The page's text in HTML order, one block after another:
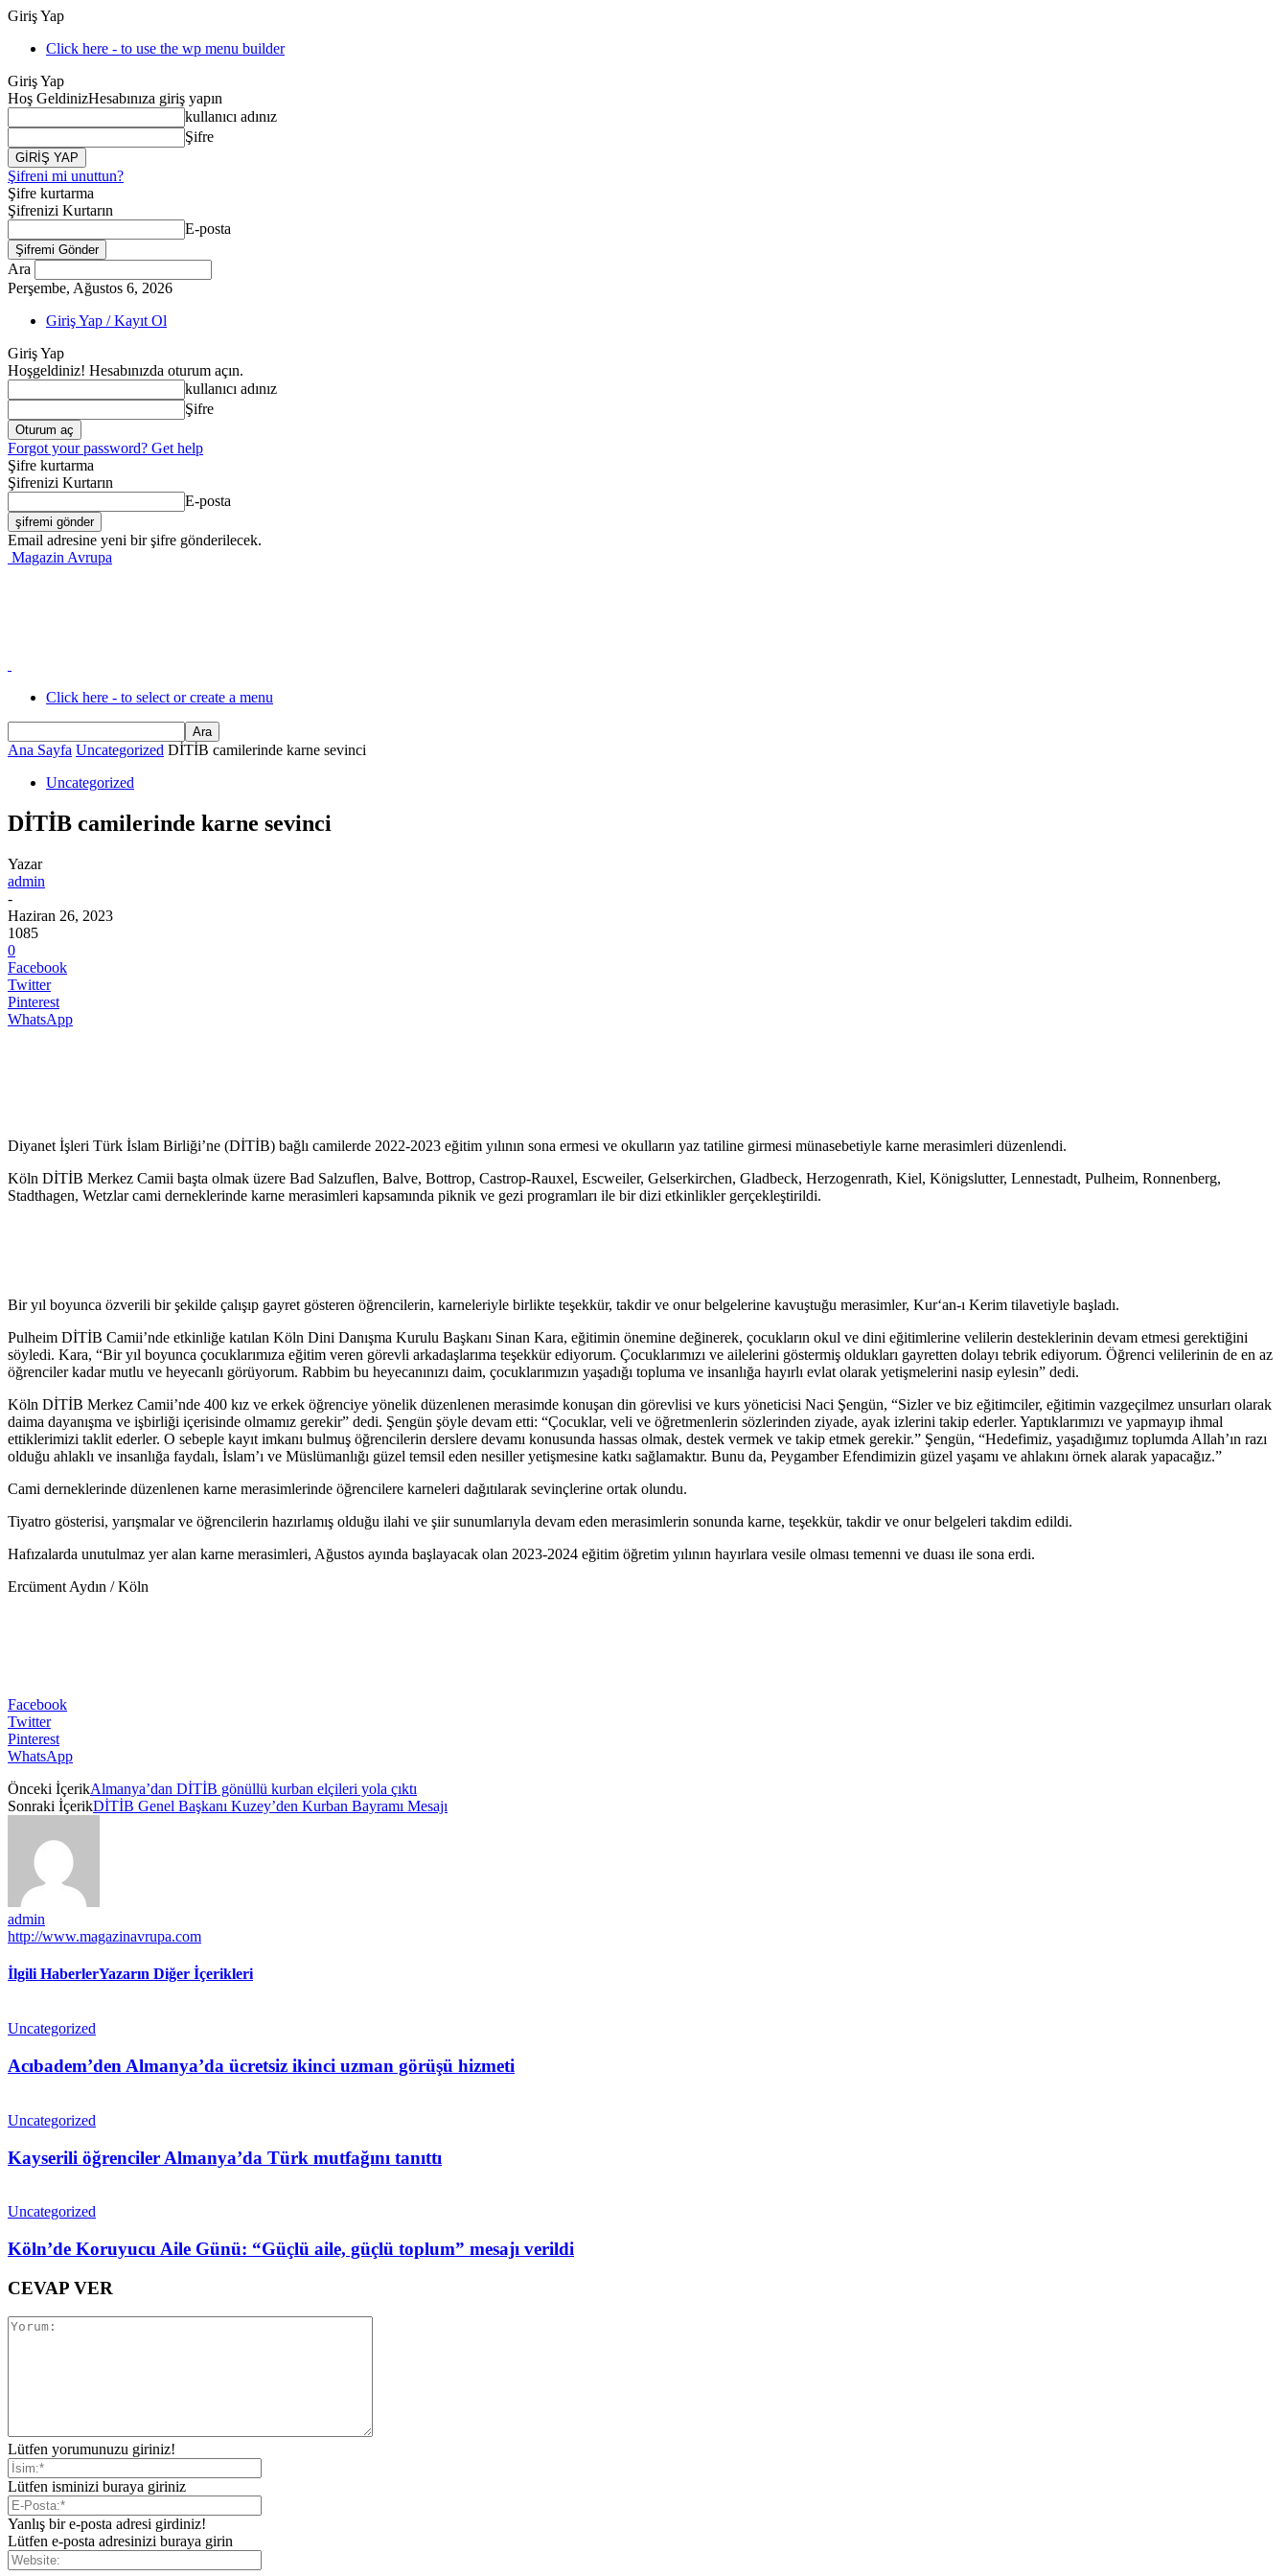
Giriş Yap
Click here - to use the wp menu builder
Giriş Yap
Hoş GeldinizHesabınıza giriş yapın
kullanıcı adınız
Şifre
Şifreni mi unuttun?
Şifre kurtarma
Şifrenizi Kurtarın
E-posta
Ara
Perşembe, Ağustos 6, 2026
Giriş Yap / Kayıt Ol
Giriş Yap
Hoşgeldiniz! Hesabınızda oturum açın.
kullanıcı adınız
Şifre
Forgot your password? Get help
Şifre kurtarma
Şifrenizi Kurtarın
E-posta
Email adresine yeni bir şifre gönderilecek.
Magazin Avrupa
Click here - to select or create a menu
Ana Sayfa Uncategorized DİTİB camilerinde karne sevinci
Uncategorized
DİTİB camilerinde karne sevinci
Yazar
admin
-
Haziran 26, 2023
1085
0
Facebook
Twitter
Pinterest
WhatsApp
Diyanet İşleri Türk İslam Birliği’ne (DİTİB) bağlı camilerde 2022-2023 eğitim yılının sona ermesi ve okulların yaz tatiline girmesi münasebetiyle karne merasimleri düzenlendi.
Köln DİTİB Merkez Camii başta olmak üzere Bad Salzuflen, Balve, Bottrop, Castrop-Rauxel, Escweiler, Gelserkirchen, Gladbeck, Herzogenrath, Kiel, Königslutter, Lennestadt, Pulheim, Ronnenberg,
Stadthagen, Wetzlar cami derneklerinde karne merasimleri kapsamında piknik ve gezi programları ile bir dizi etkinlikler gerçekleştirildi.
Bir yıl boyunca özverili bir şekilde çalışıp gayret gösteren öğrencilerin, karneleriyle birlikte teşekkür, takdir ve onur belgelerine kavuştuğu merasimler, Kur‘an-ı Kerim tilavetiyle başladı.
Pulheim DİTİB Camii’nde etkinliğe katılan Köln Dini Danışma Kurulu Başkanı Sinan Kara, eğitimin önemine değinerek, çocukların okul ve dini eğitimlerine velilerin desteklerinin devam etmesi gerektiğini
söyledi. Kara, “Bir yıl boyunca çocuklarımıza eğitim veren görevli arkadaşlarıma teşekkür ediyorum. Çocuklarımızı ve ailelerini göstermiş oldukları gayretten dolayı tebrik ediyorum. Öğrenci velilerinin de en az
öğrenciler kadar mutlu ve heyecanlı görüyorum. Rabbim bu heyecanınızı daim, çocuklarımızın yaşadığı topluma ve insanlığa hayırlı evlat olarak yetişmelerini nasip eylesin” dedi.
Köln DİTİB Merkez Camii’nde 400 kız ve erkek öğrenciye yönelik düzenlenen merasimde konuşan din görevlisi ve kurs yöneticisi Naci Şengün, “Sizler ve biz eğitimciler, eğitimin vazgeçilmez unsurları olarak
daima dayanışma ve işbirliği içerisinde olmamız gerekir” dedi. Şengün şöyle devam etti: “Çocuklar, veli ve öğretmenlerin sözlerinden ziyade, ayak izlerini takip ederler. Yaptıklarımızı ve yapmayıp ihmal
ettiklerimizi taklit ederler. O sebeple kayıt imkanı bulmuş öğrencilerin derslere devamı konusunda hassas olmak, destek vermek ve takip etmek gerekir.” Şengün, “Hedefimiz, yaşadığımız toplumda Allah’ın razı
olduğu ahlaklı ve insanlığa faydalı, İslam’ı ve Müslümanlığı güzel temsil eden nesiller yetişmesine katkı sağlamaktır. Bunu da, Peygamber Efendimizin güzel yaşamı ve ahlakını örnek alarak yapacağız.”
Cami derneklerinde düzenlenen karne merasimlerinde öğrencilere karneleri dağıtılarak sevinçlerine ortak olundu.
Tiyatro gösterisi, yarışmalar ve öğrencilerin hazırlamış olduğu ilahi ve şiir sunumlarıyla devam eden merasimlerin sonunda karne, teşekkür, takdir ve onur belgeleri takdim edildi.
Hafızalarda unutulmaz yer alan karne merasimleri, Ağustos ayında başlayacak olan 2023-2024 eğitim öğretim yılının hayırlara vesile olması temenni ve duası ile sona erdi.
Ercüment Aydın / Köln
Facebook
Twitter
Pinterest
WhatsApp
Önceki İçerikAlmanya’dan DİTİB gönüllü kurban elçileri yola çıktı
Sonraki İçerikDİTİB Genel Başkanı Kuzey’den Kurban Bayramı Mesajı
admin
http://www.magazinavrupa.com
İlgili HaberlerYazarın Diğer İçerikleri
Uncategorized
Acıbadem’den Almanya’da ücretsiz ikinci uzman görüşü hizmeti
Uncategorized
Kayserili öğrenciler Almanya’da Türk mutfağını tanıttı
Uncategorized
Köln’de Koruyucu Aile Günü: “Güçlü aile, güçlü toplum” mesajı verildi
CEVAP VER
Lütfen yorumunuzu giriniz!
Lütfen isminizi buraya giriniz
Yanlış bir e-posta adresi girdiniz!
Lütfen e-posta adresinizi buraya girin